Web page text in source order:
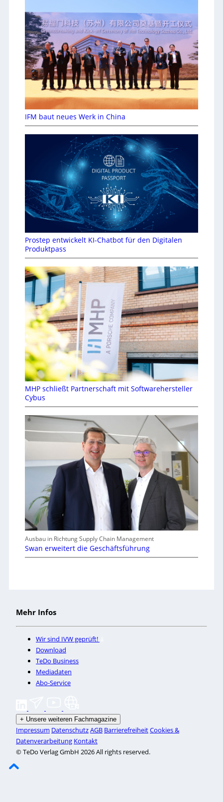
IFM baut neues Werk in China
Prostep entwickelt KI-Chatbot für den Digitalen
Produktpass
MHP schließt Partnerschaft mit Softwarehersteller
Cybus
Ausbau in Richtung Supply Chain Management
Swan erweitert die Geschäftsführung
Mehr Infos
Wir sind IVW geprüft!
Download
TeDo Business
Mediadaten
Abo-Service
+ Unsere weiteren Fachmagazine
Impressum DatenschutzAGB BarrierefreiheitCookies &
Datenverarbeitung Kontakt
© TeDo Verlag GmbH 2026 All rights reserved.